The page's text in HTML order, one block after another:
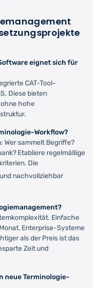
eignet sich für
CAT-Tool-
Diese bieten
hohe
Workflow?
Wer sammelt Begriffe?
Etabliere regelmäßige
Die
nachvollziehbar
Einfache
Enterprise-Systeme
als der Preis ist das
Zeit und
neue Terminologie-